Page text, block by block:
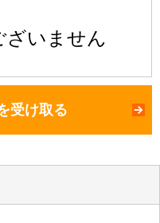
ざいません
受け取る